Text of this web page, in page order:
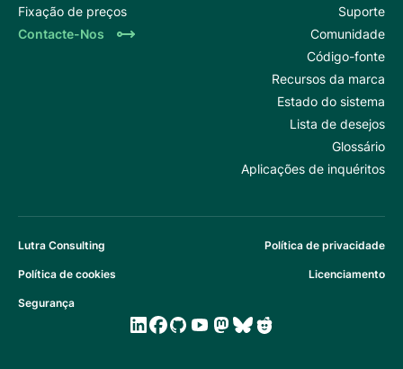
Fixação de preços
Contacte-Nos
Suporte
Comunidade
Código-fonte
Recursos da marca
Estado do sistema
Lista de desejos
Glossário
Aplicações de inquéritos
Lutra Consulting Política de privacidade
Política de cookies Licenciamento
Segurança